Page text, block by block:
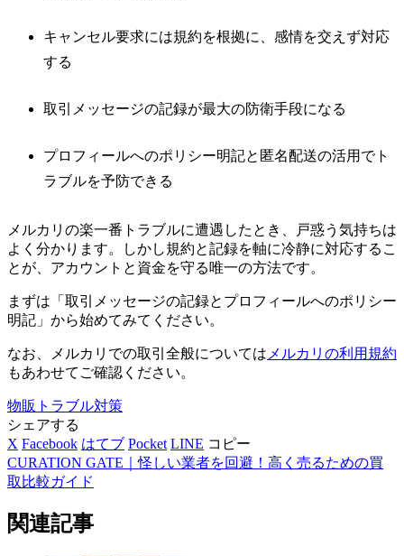
キャンセル要求には規約を根拠に、感情を交えず対応
する
取引メッセージの記録が最大の防衛手段になる
プロフィールへのポリシー明記と匿名配送の活用でト
ラブルを予防できる
メルカリの楽一番トラブルに遭遇したとき、戸惑う気持ちは
よく分かります。しかし規約と記録を軸に冷静に対応するこ
とが、アカウントと資金を守る唯一の方法です。
まずは「取引メッセージの記録とプロフィールへのポリシー
明記」から始めてみてください。
なお、メルカリでの取引全般については メルカリの利用規約
もあわせてご確認ください。
物販トラブル対策
シェアする
X Facebook はてブ Pocket LINE コピー
CURATION GATE｜怪しい業者を回避！高く売るための買
取比較ガイド
関連記事